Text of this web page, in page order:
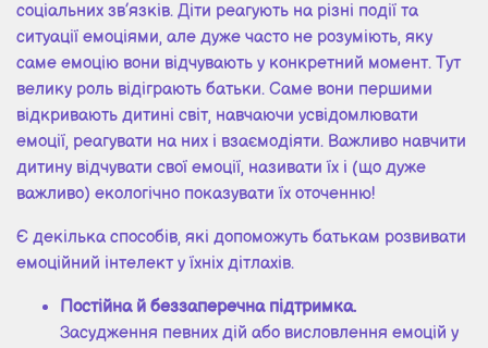
соціальних зв’язків. Діти реагують на різні події та
ситуації емоціями, але дуже часто не розуміють, яку
саме емоцію вони відчувають у конкретний момент. Тут
велику роль відіграють батьки. Саме вони першими
відкривають дитині світ, навчаючи усвідомлювати
емоції, реагувати на них і взаємодіяти. Важливо навчити
дитину відчувати свої емоції, називати їх і (що дуже
важливо) екологічно показувати їх оточенню!
Є декілька способів, які допоможуть батькам розвивати
емоційний інтелект у їхніх дітлахів.
Постійна й беззаперечна підтримка.
Засудження певних дій або висловлення емоцій у